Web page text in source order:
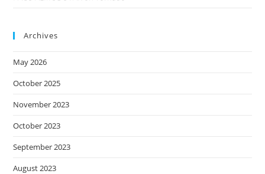
Archives
May 2026
October 2025
November 2023
October 2023
September 2023
August 2023